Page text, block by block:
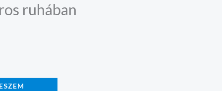
ruhában